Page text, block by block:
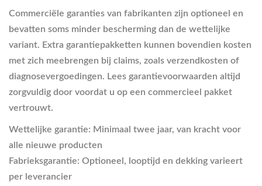
Commerciële garanties van fabrikanten zijn optioneel en
bevatten soms minder bescherming dan de wettelijke
variant. Extra garantiepakketten kunnen bovendien kosten
met zich meebrengen bij claims, zoals verzendkosten of
diagnosevergoedingen. Lees garantievoorwaarden altijd
zorgvuldig door voordat u op een commercieel pakket
vertrouwt.
Wettelijke garantie: Minimaal twee jaar, van kracht voor
alle nieuwe producten
Fabrieksgarantie: Optioneel, looptijd en dekking varieert
per leverancier